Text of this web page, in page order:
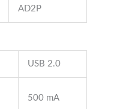
AD2P
USB 2.0
500 mA